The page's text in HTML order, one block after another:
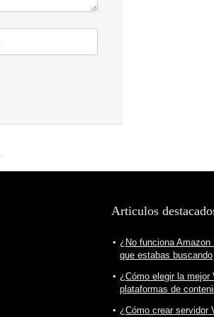
Articulos
¿No funciona
que estabas buscando
¿Cómo elegir la
plataformas de
¿Cómo crear servidor